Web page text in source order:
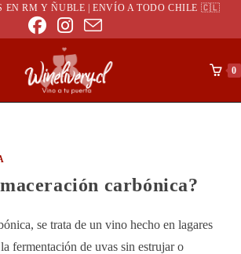
EN RM Y ÑUBLE | ENVÍO A TODO CHILE 🇨🇱
0
carbónica?
se trata de un vino hecho en lagares
fermentación de uvas sin estrujar o